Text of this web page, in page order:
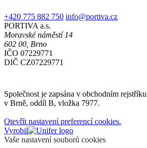
+420 775 882 750 info@portiva.cz
PORTIVA a.s.
Moravské náměstí 14
602 00, Brno
IČO 07229771
DIČ CZ07229771
Společnost je zapsána v obchodním
v Brně, oddíl B, vložka 7977.
Otevřít nastavení preferencí cookies.
Vyrobil
Vaše nastavení souborů cookies